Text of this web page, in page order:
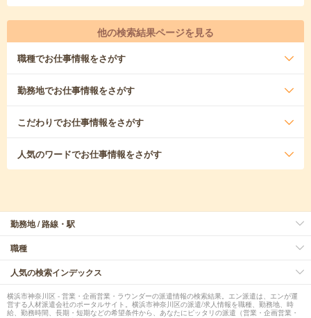
他の検索結果ページを見る
職種でお仕事情報をさがす
勤務地でお仕事情報をさがす
こだわりでお仕事情報をさがす
人気のワードでお仕事情報をさがす
勤務地 / 路線・駅
職種
人気の検索インデックス
横浜市神奈川区 - 営業・企画営業・ラウンダーの派遣情報の検索結果。エン派遣は、エンが運
営する人材派遣会社のポータルサイト。横浜市神奈川区の派遣/求人情報を職種、勤務地、時
給、勤務時間、長期・短期などの希望条件から、あなたにピッタリの派遣（営業・企画営業・